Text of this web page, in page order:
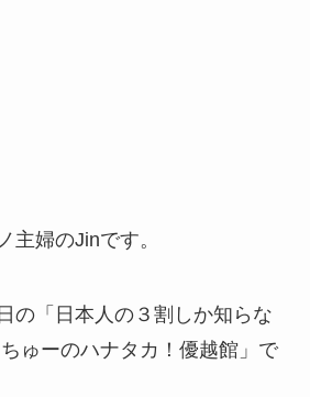
主婦のJinです。
の「日本人の３割しか知らな
ゅーのハナタカ！優越館」で